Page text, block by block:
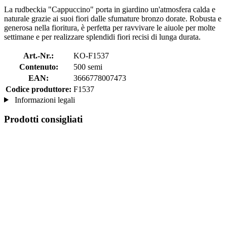
La rudbeckia "Cappuccino" porta in giardino un'atmosfera calda e
naturale grazie ai suoi fiori dalle sfumature bronzo dorate. Robusta e
generosa nella fioritura, è perfetta per ravvivare le aiuole per molte
settimane e per realizzare splendidi fiori recisi di lunga durata.
Art.-Nr.:
KO-F1537
Contenuto:
500 semi
EAN:
3666778007473
Codice produttore: F1537
Informazioni legali
Prodotti consigliati